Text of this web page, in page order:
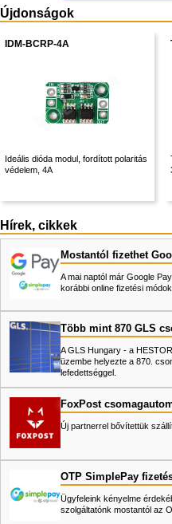
Újdonságok
IDM-BCRP-4A
Ideális dióda modul, fordított polaritás
védelem, 4A
Hírek, cikkek
Mostantól fizethet
A mai naptól már Google
korábbi online fizetési
Több mint 870 GLS
A GLS Hungary - a
üzembe helyezte a 870.
lefedettséggel.
FoxPost
Új partnerrel bővítettük
OTP SimplePay
Ügyfeleink kényelme
szolgáltatónk mostantól az